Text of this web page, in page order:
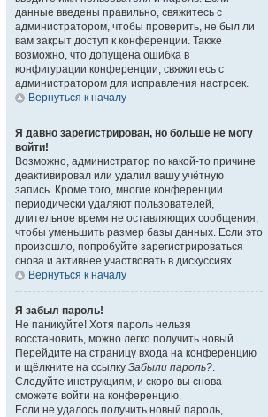
данные введены правильно, свяжитесь с
администратором, чтобы проверить, не был ли
вам закрыт доступ к конференции. Также
возможно, что допущена ошибка в
конфигурации конференции, свяжитесь с
администратором для исправления настроек.
Вернуться к началу
Я давно зарегистрирован, но больше не могу
войти!
Возможно, администратор по какой-то причине
деактивировал или удалил вашу учётную
запись. Кроме того, многие конференции
периодически удаляют пользователей,
длительное время не оставляющих сообщения,
чтобы уменьшить размер базы данных. Если это
произошло, попробуйте зарегистрироваться
снова и активнее участвовать в дискуссиях.
Вернуться к началу
Я забыл пароль!
Не паникуйте! Хотя пароль нельзя
восстановить, можно легко получить новый.
Перейдите на страницу входа на конференцию
и щёлкните на ссылку Забыли пароль?.
Следуйте инструкциям, и скоро вы снова
сможете войти на конференцию.
Если не удалось получить новый пароль,